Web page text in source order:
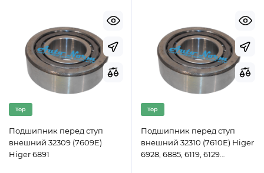
Top
Подшипник перед ступ
внешний 32309 (7609Е)
Higer 6891
Top
Подшипник перед ступ
внешний 32310 (7610Е) Higer
6928, 6885, 6119, 6129